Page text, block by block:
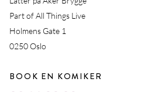
Part of All Things Live
Holmens Gate 1
0250 Oslo
BOOK EN KOMIKER